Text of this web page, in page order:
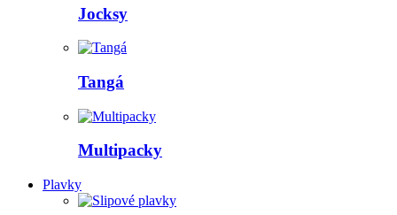
Jocksy
Tangá
Multipacky
Plavky